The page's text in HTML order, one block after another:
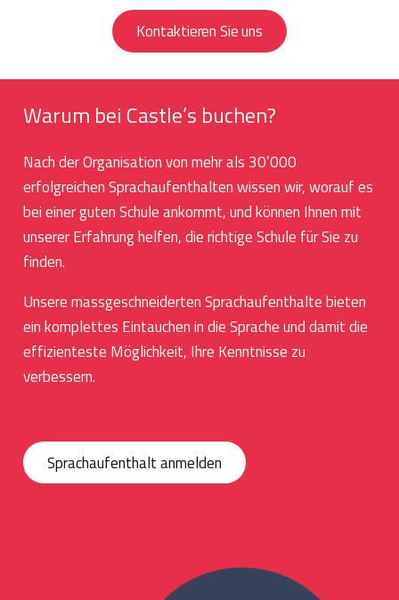
Kontaktieren Sie uns
Warum bei Castle’s buchen?
Nach der Organisation von mehr als 30’000
erfolgreichen Sprachaufenthalten wissen wir, worauf es
bei einer guten Schule ankommt, und können Ihnen mit
unserer Erfahrung helfen, die richtige Schule für Sie zu
finden.
Unsere massgeschneiderten Sprachaufenthalte bieten
ein komplettes Eintauchen in die Sprache und damit die
effizienteste Möglichkeit, Ihre Kenntnisse zu
verbessern.
Sprachaufenthalt anmelden